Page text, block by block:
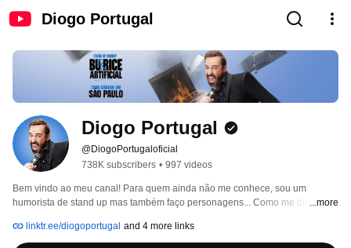
Diogo Portugal
Diogo Portugal
@DiogoPortugaloficial
738K subscribers • 997 videos
Bem vindo ao meu canal! Para quem ainda não me conhece, sou um
humorista de stand up mas também faço personagens... Como me disseram
...more
linktr.ee/diogoportugal and 4 more links